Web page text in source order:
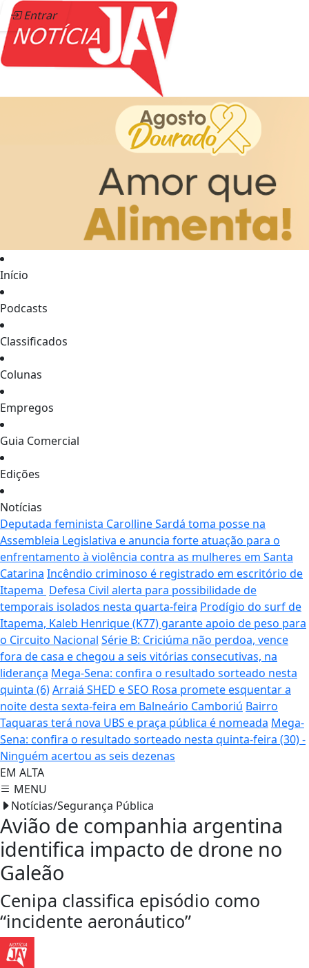
Entrar
Início
Podcasts
Classificados
Colunas
Empregos
Guia Comercial
Edições
Notícias
Deputada feminista Carolline Sardá toma posse na
Assembleia Legislativa e anuncia forte atuação para o
enfrentamento à violência contra as mulheres em Santa
Catarina Incêndio criminoso é registrado em escritório de
Itapema Defesa Civil alerta para possibilidade de
temporais isolados nesta quarta-feira Prodígio do surf de
Itapema, Kaleb Henrique (K77) garante apoio de peso para
o Circuito Nacional Série B: Criciúma não perdoa, vence
fora de casa e chegou a seis vitórias consecutivas, na
liderança Mega-Sena: confira o resultado sorteado nesta
quinta (6)Arraiá SHED e SEO Rosa promete esquentar a
noite desta sexta-feira em Balneário Camboriú Bairro
Taquaras terá nova UBS e praça pública é nomeada Mega-
Sena: confira o resultado sorteado nesta quinta-feira (30) -
Ninguém acertou as seis dezenas
EM ALTA
MENU
Notícias/Segurança Pública
Avião de companhia argentina
identifica impacto de drone no
Galeão
Cenipa classifica episódio como
“incidente aeronáutico”